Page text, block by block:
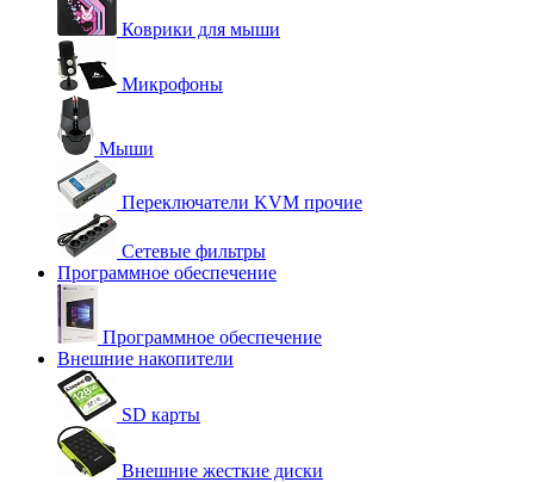
Коврики для мыши
Микрофоны
Мыши
Переключатели KVM прочие
Сетевые фильтры
Программное обеспечение
Программное обеспечение
Внешние накопители
SD карты
Внешние жесткие диски